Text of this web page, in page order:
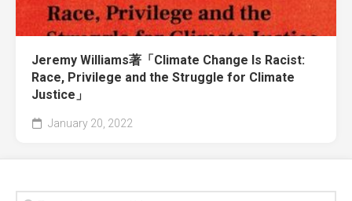
Jeremy Williams著「Climate Change Is Racist:
Race, Privilege and the Struggle for Climate
Justice」
January 20, 2022